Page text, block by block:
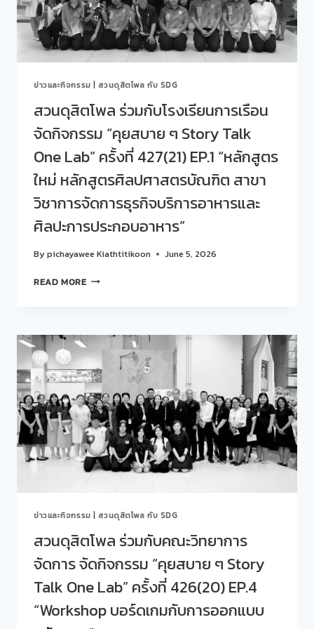
ๆ
STORY
TALK
ONE
ครั้ง
ที่
428(22)
EP.2
“FUTURE
FOOD:
ถอดรหัส
อาหาร
อนาคต”
ข่าวและกิจกรรม สวนดุสิตโพล กับ SDG
สวนดุสิตโพล ร่วมกับโรงเรียนการเรือน
จัดกิจกรรม “คุยสบาย ๆ Story Talk
One Lab” ครั้งที่ 427(21) EP.1 “หลักสูตร
ใหม่ หลักสูตรศิลปศาสตรบัณฑิต สาขา
วิชาการจัดการธุรกิจบริการอาหารและ
ศิลปะการประกอบอาหาร”
Bypichayawee Kiathtitikoon June 5, 2026
READ MOREสวน
ร่วม
กับ
โรงเรียน
การเรือน
จัด
กิจกรรม
“คุย
สบาย
ๆ
STORY
TALK
ครั้ง
ที่
427(21)
EP.1
“หลักสูตร
ใหม่
ศิลป
ข่าวและกิจกรรม สวนดุสิตโพล กับ SDG
สวนดุสิตโพล ร่วมกับคณะวิทยาการ
จัดการ จัดกิจกรรม “คุยสบาย ๆ Story
Talk One Lab” ครั้งที่ 426(20) EP.4
“Workshop บอร์ดเกมกับการออกแบบ